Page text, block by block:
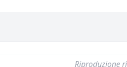
Riproduzione